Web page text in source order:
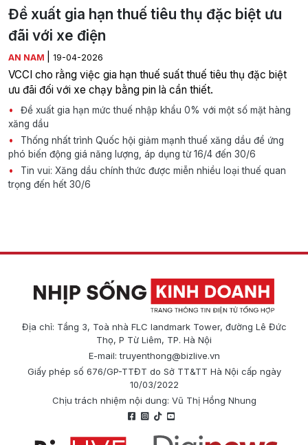
Đề xuất gia hạn thuế tiêu thụ đặc biệt ưu
đãi với xe điện
AN NAM 19-04-2026
VCCI cho rằng việc gia hạn thuế suất thuế tiêu thụ đặc biệt
ưu đãi đối với xe chạy bằng pin là cần thiết.
Đề xuất gia hạn mức thuế nhập khẩu 0% với một số mặt hàng
xăng dầu
Thống nhất trình Quốc hội giảm mạnh thuế xăng dầu để ứng
phó biến động giá năng lượng, áp dụng từ 16/4 đến 30/6
Tin vui: Xăng dầu chính thức được miễn nhiều loại thuế quan
trọng đến hết 30/6
Địa chỉ: Tầng 3, Toà nhà FLC landmark Tower, đường Lê Đức
Thọ, P Từ Liêm, TP. Hà Nội
E-mail:truyenthong@bizlive.vn
Giấy phép số 676/GP-TTĐT do Sở TT&TT Hà Nội cấp ngày
10/03/2022
Chịu trách nhiệm nội dung: Vũ Thị Hồng Nhung